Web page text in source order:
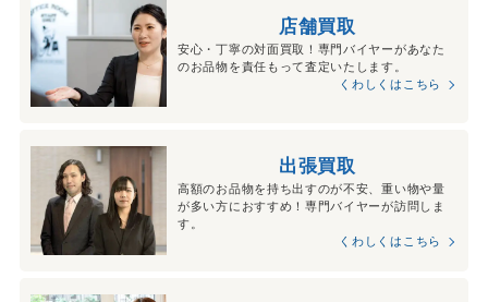
店舗買取
安心・丁寧の対面買取！専門バイヤーがあなた
のお品物を責任もって査定いたします。
くわしくはこちら
出張買取
高額のお品物を持ち出すのが不安、重い物や量
が多い方におすすめ！専門バイヤーが訪問しま
す。
くわしくはこちら